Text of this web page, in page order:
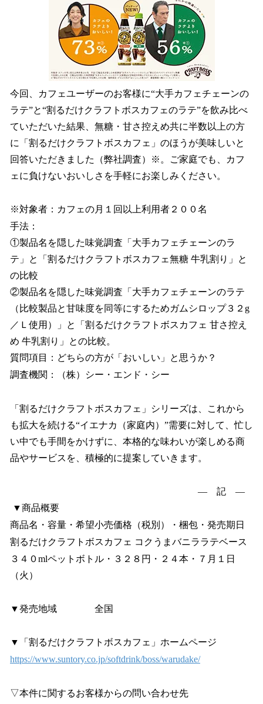
今回、カフェユーザーのお客様に“大手カフェチェーンの
ラテ”と“割るだけクラフトボスカフェのラテ”を飲み比べ
ていただいた結果、無糖・甘さ控えめ共に半数以上の方
に「割るだけクラフトボスカフェ」のほうが美味しいと
回答いただきました（弊社調査）※。ご家庭でも、カフ
ェに負けないおいしさを手軽にお楽しみください。
※対象者：カフェの月１回以上利用者２００名
手法：
①製品名を隠した味覚調査「大手カフェチェーンのラ
テ」と「割るだけクラフトボスカフェ無糖 牛乳割り」と
の比較
②製品名を隠した味覚調査「大手カフェチェーンのラテ
（比較製品と甘味度を同等にするためガムシロップ３２g
／Ｌ使用）」と「割るだけクラフトボスカフェ 甘さ控え
め 牛乳割り」との比較。
質問項目：どちらの方が「おいしい」と思うか？
調査機関：（株）シー・エンド・シー
「割るだけクラフトボスカフェ」シリーズは、これから
も拡大を続ける“イエナカ（家庭内）”需要に対して、忙し
い中でも手間をかけずに、本格的な味わいが楽しめる商
品やサービスを、積極的に提案していきます。
― 記 ―
▼商品概要
商品名・容量・希望小売価格（税別）・梱包・発売期日
割るだけクラフトボスカフェ コクうまバニララテベース
３４０mlペットボトル・３２８円・２４本・７月１日
（火）
▼発売地域 全国
▼「割るだけクラフトボスカフェ」ホームページ
https://www.suntory.co.jp/softdrink/boss/warudake/
▽本件に関するお客様からの問い合わせ先